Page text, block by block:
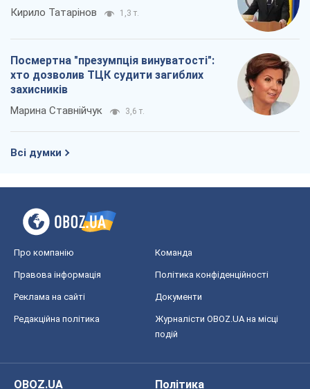
Кирило Татарінов 1,3 т.
Посмертна "презумпція винуватості":
хто дозволив ТЦК судити загиблих
захисників
Марина Ставнійчук 3,6 т.
Всі думки
Про компанію Команда
Правова інформація Політика конфіденційності
Реклама на сайті Документи
Редакційна політика
Журналісти OBOZ.UA на місці
подій
OBOZ.UA
Політика